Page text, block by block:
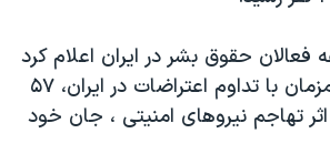
کادر رهبری ایران
حقوق بشر در ایران اعلام کرد
در ۶۰ روز گذشته همزمان با تداوم اعتراضات در ایران، ۵۷
تهاجم نیروهای امنیتی ، جان خود